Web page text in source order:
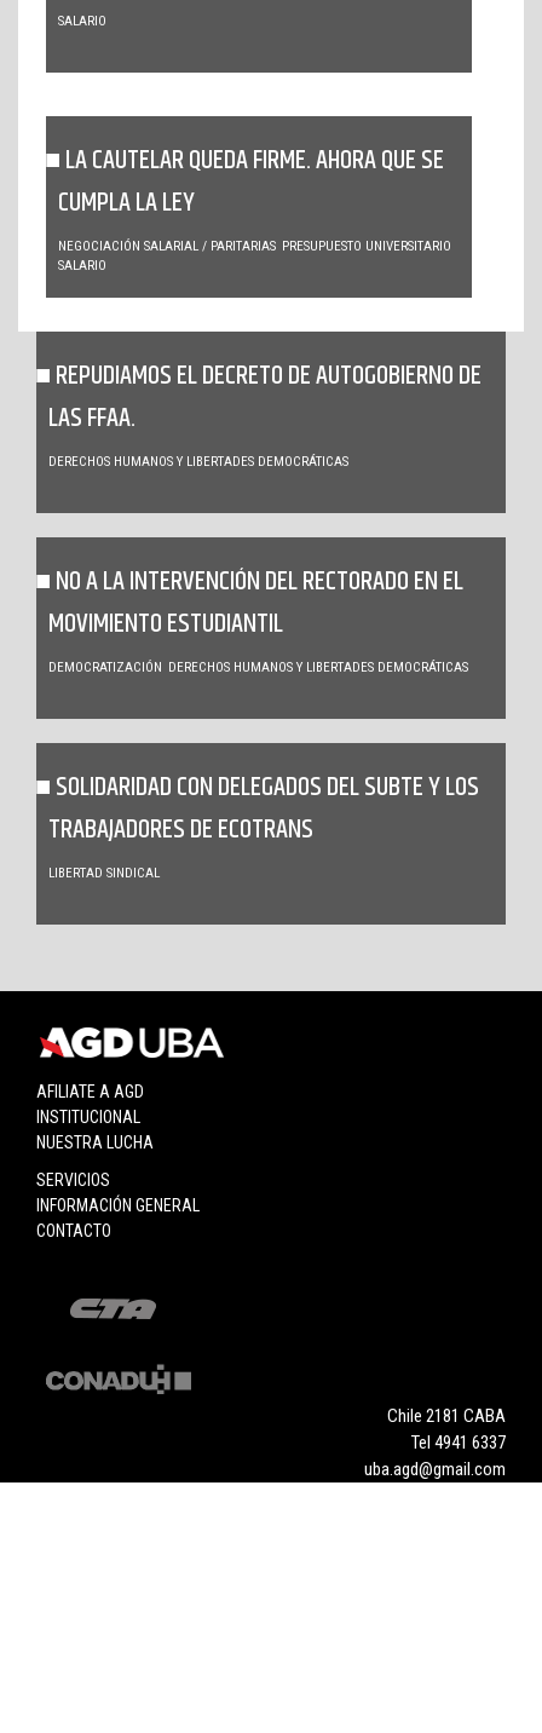
SALARIO
LA CAUTELAR QUEDA FIRME. AHORA QUE SE
CUMPLA LA LEY
NEGOCIACIÓN SALARIAL / PARITARIAS PRESUPUESTO UNIVERSITARIO
SALARIO
REPUDIAMOS EL DECRETO DE AUTOGOBIERNO DE
LAS FFAA.
DERECHOS HUMANOS Y LIBERTADES DEMOCRÁTICAS
NO A LA INTERVENCIÓN DEL RECTORADO EN EL
MOVIMIENTO ESTUDIANTIL
DEMOCRATIZACIÓN DERECHOS HUMANOS Y LIBERTADES DEMOCRÁTICAS
SOLIDARIDAD CON DELEGADOS DEL SUBTE Y LOS
TRABAJADORES DE ECOTRANS
LIBERTAD SINDICAL
AFILIATE A AGD
INSTITUCIONAL
NUESTRA LUCHA
SERVICIOS
INFORMACIÓN GENERAL
CONTACTO
Chile 2181 CABA
Tel 4941 6337
uba.agd@gmail.com